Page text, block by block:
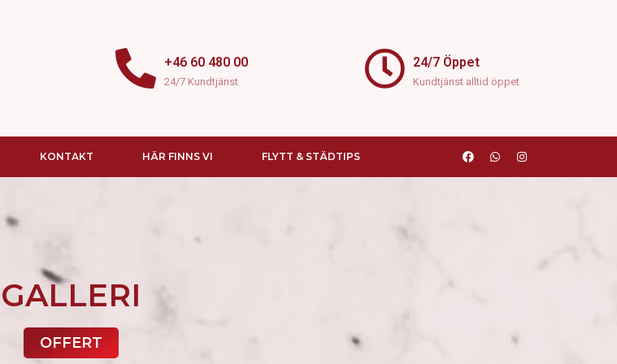
+46 60 480 00
24/7 Kundtjänst
24/7 Öppet
Kundtjänst alltid öppet
KONTAKT HÄR FINNS VI FLYTT & STÄDTIPS
GALLERI
OFFERT